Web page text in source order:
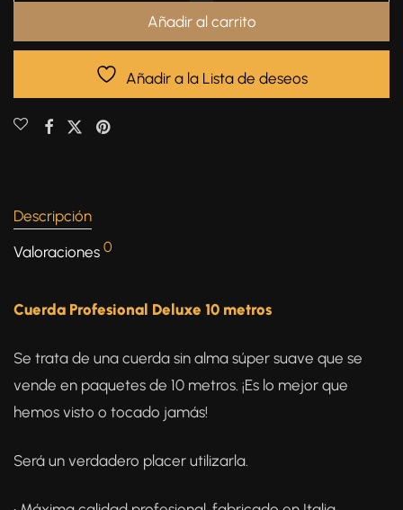
Añadir al carrito
Añadir a la Lista de deseos
Descripción
Valoraciones 0
Cuerda Profesional Deluxe 10 metros
Se trata de una cuerda sin alma súper suave que se
vende en paquetes de 10 metros. ¡Es lo mejor que
hemos visto o tocado jamás!
Será un verdadero placer utilizarla.